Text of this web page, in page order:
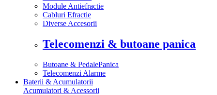
Module Antiefractie
Cabluri Efractie
Diverse Accesorii
Telecomenzi & butoane panica
Butoane & PedalePanica
Telecomenzi Alarme
Baterii & Acumulatorii
Acumulatori & Acessorii